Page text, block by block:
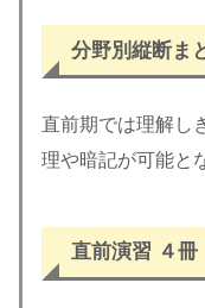
分野別縦断ま
直前期では理解し
理や暗記が可能と
直前演習 ４冊